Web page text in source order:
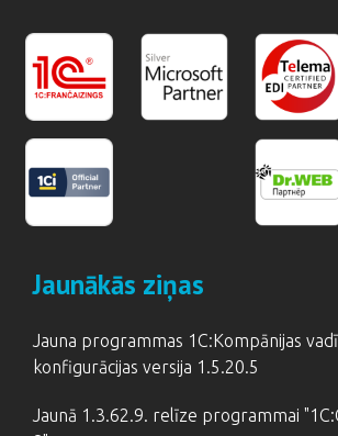
Jaunākās ziņas
Jauna programmas 1C:Kompānijas
konfigurācijas versija 1.5.20.5
Jaunā 1.3.62.9. relīze programmai